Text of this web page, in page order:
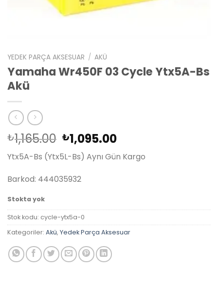
YEDEK PARÇA AKSESUAR / AKÜ
Yamaha Wr450F 03 Cycle Ytx5A-Bs
Akü
₺1,165.00 Orijinal
fiyat:
₺1,165.00.
₺1,095.00Şu
andaki
fiyat:
Ytx5A-Bs (Ytx5L-Bs) Aynı Gün Kargo
Barkod: 444035932
Stokta yok
Stok kodu: cycle-ytx5a-0
Kategoriler: Akü, Yedek Parça Aksesuar